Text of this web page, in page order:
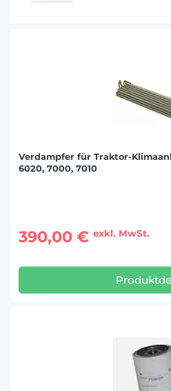
Verdampfer für Traktor-
6020, 7000, 7010
390,00 € exkl. MwSt.